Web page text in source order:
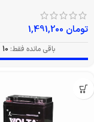
تومان
باقی مانده فقط: 10